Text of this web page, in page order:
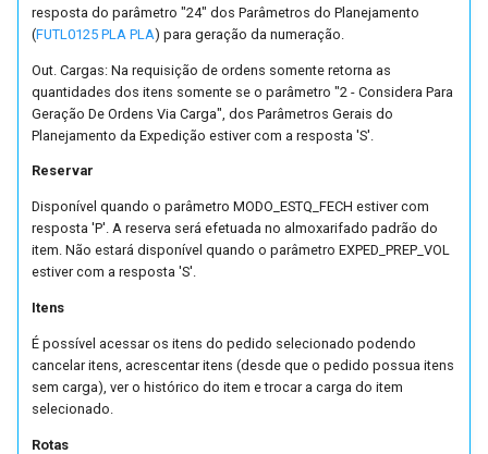
resposta do parâmetro "24" dos Parâmetros do Planejamento
(FUTL0125 PLA PLA) para geração da numeração.
Out. Cargas: Na requisição de ordens somente retorna as
quantidades dos itens somente se o parâmetro "2 - Considera Para
Geração De Ordens Via Carga", dos Parâmetros Gerais do
Planejamento da Expedição estiver com a resposta 'S'.
Reservar
Disponível quando o parâmetro MODO_ESTQ_FECH estiver com
resposta 'P'. A reserva será efetuada no almoxarifado padrão do
item. Não estará disponível quando o parâmetro EXPED_PREP_VOL
estiver com a resposta 'S'.
Itens
É possível acessar os itens do pedido selecionado podendo
cancelar itens, acrescentar itens (desde que o pedido possua itens
sem carga), ver o histórico do item e trocar a carga do item
selecionado.
Rotas